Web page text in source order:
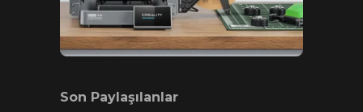
Son Paylaşılanlar